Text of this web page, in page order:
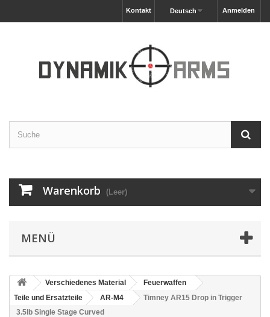
Anmelden
Deutsch
Kontakt
Warenkorb (Leer)
MENÜ
Verschiedenes Material
Feuerwaffen
Teile und Ersatzteile
AR-M4
Timney AR15 Drop in Trigger
3.5lb Single Stage Curved